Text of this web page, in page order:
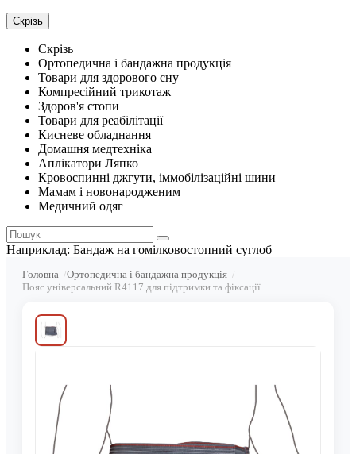
Скрізь
Скрізь
Ортопедична і бандажна продукція
Товари для здорового сну
Компресійний трикотаж
Здоров'я стопи
Товари для реабілітації
Кисневе обладнання
Домашня медтехніка
Аплікатори Ляпко
Кровоспинні джгути, іммобілізаційні шини
Мамам і новонародженим
Медичний одяг
Наприклад: Бандаж на гомілковостопний суглоб
Головна
Ортопедична і бандажна продукція
Пояс універсальний R4117 для підтримки та фіксації